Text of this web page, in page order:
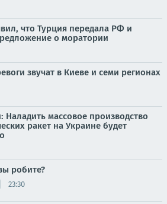
что Турция передала РФ и
о моратории
звучат в Киеве и семи регионах
Наладить массовое производство
ракет на Украине будет
робите?
23:30